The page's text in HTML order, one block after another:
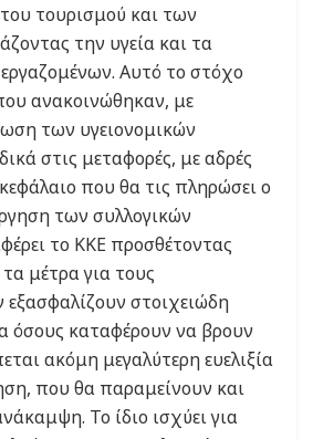
τουρισμού και των
την υγεία και τα
Αυτό το στόχο
ανακοινώθηκαν, με
των υγειονομικών
στις μεταφορές, με αδρές
που θα τις πληρώσει ο
των συλλογικών
το ΚΚΕ προσθέτοντας
μέτρα για τους
εξασφαλίζουν στοιχειώδη
όσους καταφέρουν να βρουν
ακόμη μεγαλύτερη ευελιξία
που θα παραμείνουν και
Το ίδιο ισχύει για